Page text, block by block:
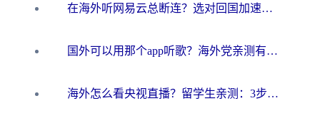
在海外听网易云总断连？选对回国加速器，告别地区限制和卡顿
国外可以用那个app听歌？海外党亲测有效的回国加速方案，轻松听国内音乐听书
海外怎么看央视直播？留学生亲测：3步解决版权限制+追剧自由